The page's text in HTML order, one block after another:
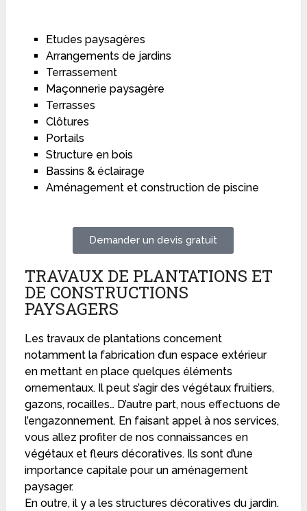
Etudes paysagères
Arrangements de jardins
Terrassement
Maçonnerie paysagère
Terrasses
Clôtures
Portails
Structure en bois
Bassins & éclairage
Aménagement et construction de piscine
Demander un devis gratuit
TRAVAUX DE PLANTATIONS ET
DE CONSTRUCTIONS
PAYSAGERS
Les travaux de plantations concernent
notamment la fabrication d’un espace extérieur
en mettant en place quelques éléments
ornementaux. Il peut s’agir des végétaux fruitiers,
gazons, rocailles… D’autre part, nous effectuons de
l’engazonnement. En faisant appel à nos services,
vous allez profiter de nos connaissances en
végétaux et fleurs décoratives. Ils sont d’une
importance capitale pour un aménagement
paysager.
En outre, il y a les structures décoratives du jardin.